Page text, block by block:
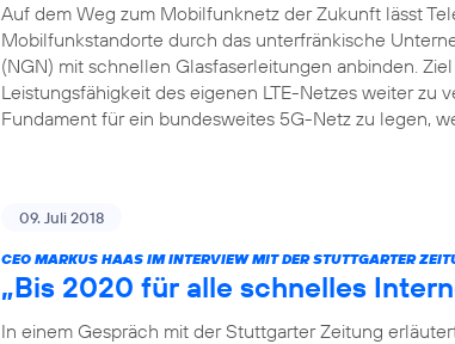
Auf dem Weg zum Mobilfunknetz der Zukunft lässt
Mobilfunkstandorte durch das unterfränkische
(NGN) mit schnellen Glasfaserleitungen anbinden.
Leistungsfähigkeit des eigenen LTE-Netzes weiter zu
Fundament für ein bundesweites 5G-Netz zu legen,
09. Juli 2018
CEO MARKUS HAAS IM INTERVIEW MIT DER STUTTGARTER
„Bis 2020 für alle schnelles
In einem Gespräch mit der Stuttgarter Zeitung